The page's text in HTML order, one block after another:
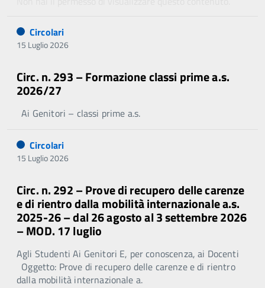
Circolari
15 Luglio 2026
Circ. n. 293 – Formazione classi prime a.s.
2026/27
Ai Genitori – classi prime a.s.
Circolari
15 Luglio 2026
Circ. n. 292 – Prove di recupero delle carenze
e di rientro dalla mobilità internazionale a.s.
2025-26 – dal 26 agosto al 3 settembre 2026
– MOD. 17 luglio
Agli Studenti Ai Genitori E, per conoscenza, ai Docenti
Oggetto: Prove di recupero delle carenze e di rientro
dalla mobilità internazionale a.